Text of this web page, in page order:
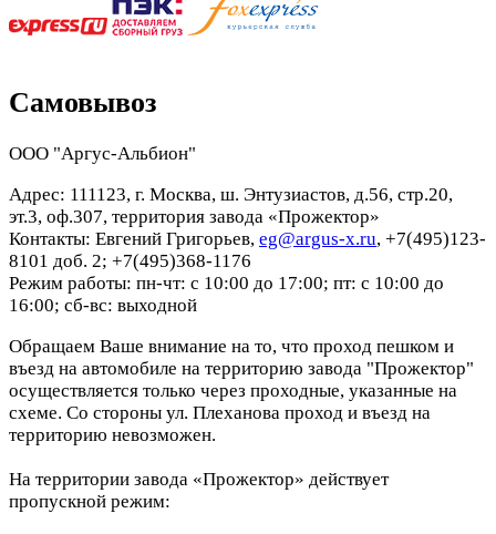
Самовывоз
ООО "Аргус-Альбион"
Адрес: 111123, г. Москва, ш. Энтузиастов, д.56, стр.20,
эт.3, оф.307, территория завода «Прожектор»
Контакты: Евгений Григорьев, eg@argus-x.ru, +7(495)123-
8101 доб. 2; +7(495)368-1176
Режим работы: пн-чт: с 10:00 до 17:00; пт: с 10:00 до
16:00; сб-вс: выходной
Обращаем Ваше внимание на то, что проход пешком и
въезд на автомобиле на территорию завода "Прожектор"
осуществляется только через проходные, указанные на
схеме. Со стороны ул. Плеханова проход и въезд на
территорию невозможен.
На территории завода «Прожектор» действует
пропускной режим: